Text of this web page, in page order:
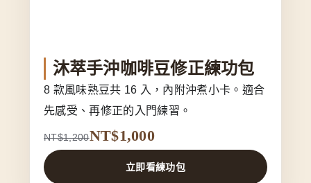
沐萃手沖咖啡豆修正練功包
8 款風味熟豆共 16 入，內附沖煮小卡。適合
先感受、再修正的入門練習。
NT$1,200NT$1,000
立即看練功包